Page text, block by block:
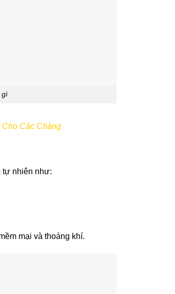
gì
Các Chàng
tự nhiên như:
mại và thoáng khí.